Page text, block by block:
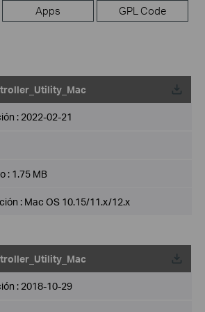
Apps GPL Code
: 2022-02-21
: 1.75 MB
: Mac OS 10.15/11.x/12.x
: 2018-10-29